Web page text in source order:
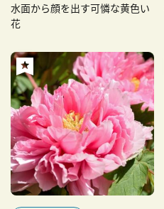
水面から顔を出す可憐な黄色い
花